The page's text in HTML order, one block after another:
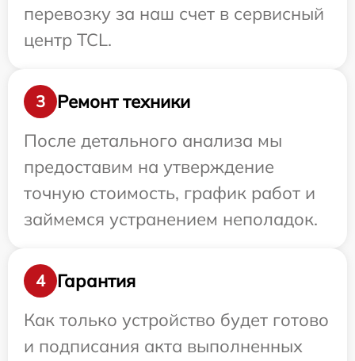
перевозку за наш счет в сервисный
центр TCL.
3
Ремонт техники
После детального анализа мы
предоставим на утверждение
точную стоимость, график работ и
займемся устранением неполадок.
4
Гарантия
Как только устройство будет готово
и подписания акта выполненных